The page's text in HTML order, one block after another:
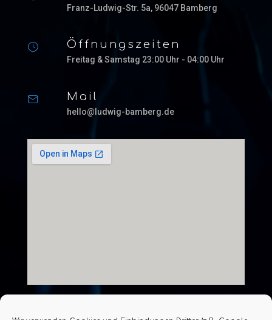
Franz-Ludwig-Str. 5a, 96047 Bamberg
Öffnungszeiten
Freitag & Samstag 23:00 Uhr - 04:00 Uhr
Mail
hello@ludwig-bamberg.de